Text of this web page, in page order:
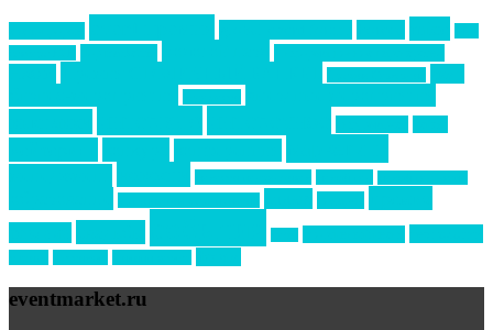
eventmarket.ru